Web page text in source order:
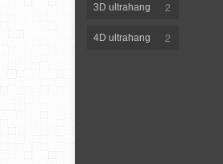
3D ultrahang 2
4D ultrahang 2